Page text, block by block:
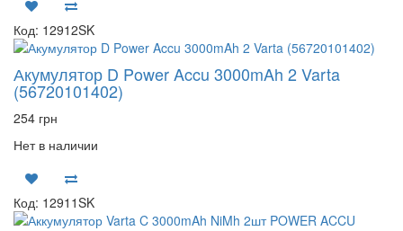
Код: 12912SK
Акумулятор D Power Accu 3000mAh 2 Varta
(56720101402)
254 грн
Нет в наличии
Код: 12911SK